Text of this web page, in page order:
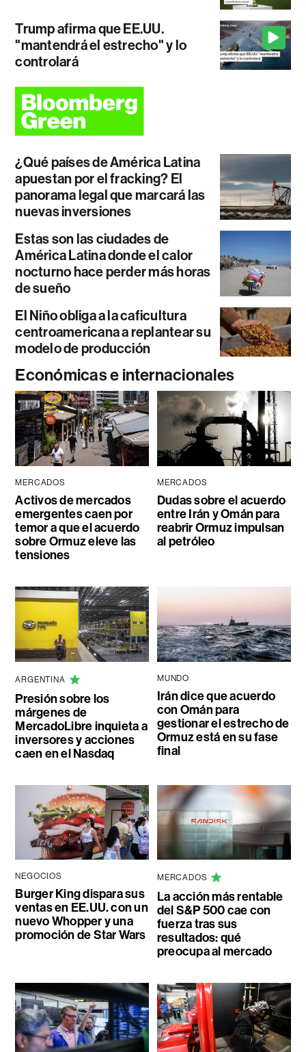
Trump afirma que EE.UU.
"mantendrá el estrecho" y lo
controlará
¿Qué países de América Latina
apuestan por el fracking? El
panorama legal que marcará las
nuevas inversiones
Estas son las ciudades de
América Latina donde el calor
nocturno hace perder más horas
de sueño
El Niño obliga a la caficultura
centroamericana a replantear su
modelo de producción
Económicas e internacionales
MERCADOS
Activos de mercados
emergentes caen por
temor a que el acuerdo
sobre Ormuz eleve las
tensiones
MERCADOS
Dudas sobre el acuerdo
entre Irán y Omán para
reabrir Ormuz impulsan
al petróleo
ARGENTINA
Presión sobre los
márgenes de
MercadoLibre inquieta a
inversores y acciones
caen en el Nasdaq
MUNDO
Irán dice que acuerdo
con Omán para
gestionar el estrecho de
Ormuz está en su fase
final
NEGOCIOS
Burger King dispara sus
ventas en EE.UU. con un
nuevo Whopper y una
promoción de Star Wars
MERCADOS
La acción más rentable
del S&P 500 cae con
fuerza tras sus
resultados: qué
preocupa al mercado